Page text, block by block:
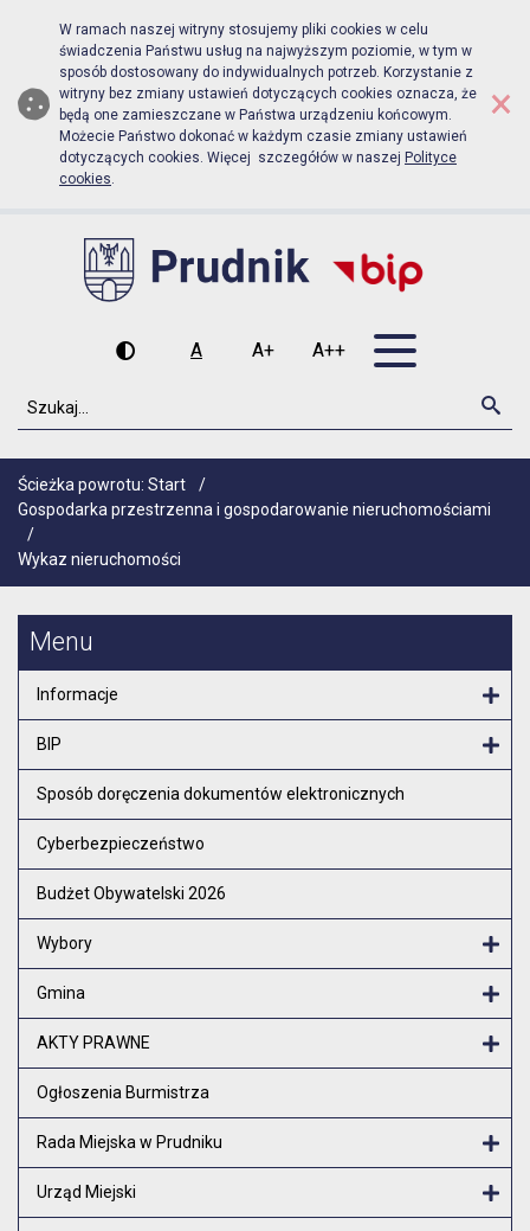
Biuletyn Informacji Publicznej
Przejdź do menu głównego
Przejdź do głównej zawartości
W ramach naszej witryny stosujemy pliki cookies w celu
świadczenia Państwu usług na najwyższym poziomie, w tym w
sposób dostosowany do indywidualnych potrzeb. Korzystanie z
witryny bez zmiany ustawień dotyczących cookies oznacza, że
będą one zamieszczane w Państwa urządzeniu końcowym.
Możecie Państwo dokonać w każdym czasie zmiany ustawień
dotyczących cookies. Więcej szczegółów w naszej Polityce
cookies.
×
Wysoki kontrast
A
Czcionka domyślna
A+
Czcionka średnia
A++
Czcionka duża
Szukaj
Ścieżka powrotu: Start
/
Gospodarka przestrzenna i gospodarowanie nieruchomościami
/
Wykaz nieruchomości
Menu
Informacje
BIP
Sposób doręczenia dokumentów elektronicznych
Cyberbezpieczeństwo
Budżet Obywatelski 2026
Wybory
Gmina
AKTY PRAWNE
Ogłoszenia Burmistrza
Rada Miejska w Prudniku
Urząd Miejski